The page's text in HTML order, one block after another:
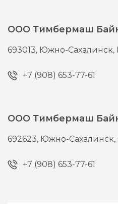
ООО Тимбермаш
693013, Южно-Сахалинск,
+7 (908) 653-77-61
ООО Тимбермаш
692623, Южно-Сахалинск,
+7 (908) 653-77-61